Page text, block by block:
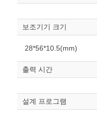
원하는 치수 입력 후 “스케일
조정“ 버튼을 눌러주세요.
너비
mm
보조기기 크기
28*56*10.5(mm)
출력 시간
설계 프로그램